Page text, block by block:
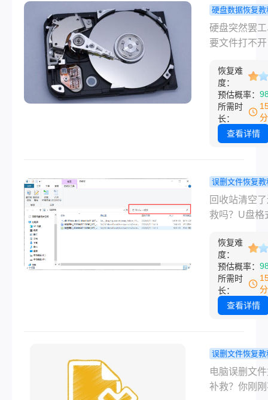
是你得
用对方
法，而
且越早
功率越
高。很
多人问
硬盘坏
了能恢
实关键
要看硬
盘
硬盘数据恢复教
盘坏了能恢
据吗？试过
会找回！
硬盘突然罢
要文件打不
慌。很多人
应就是——硬
了能恢复数
答案是有机
前提是你得
人问硬盘坏
复数据吗，
键要看硬盘
故障还是物
坏，以及数
有被覆盖。
章会从最简
况讲起，逐
比较棘手的
每个方法我
式化、分区
设备异响等
况。
恢复难
度：
预估概率：
所需时
长：
查看详情
误删文件恢复教
件删了还能
来吗？我试
回收站清空
救吗？U盘格
有没有过这
——鼠标一点
认删除，然
人就傻了。
帮一个朋友
案，清理桌
候顺手
了。看着他
幕发呆的样
恢复难
度：
预估概率：
所需时
长：
查看详情
误删文件恢复教
脑误删文件
补救？一文
电脑误删文
补救？​你刚